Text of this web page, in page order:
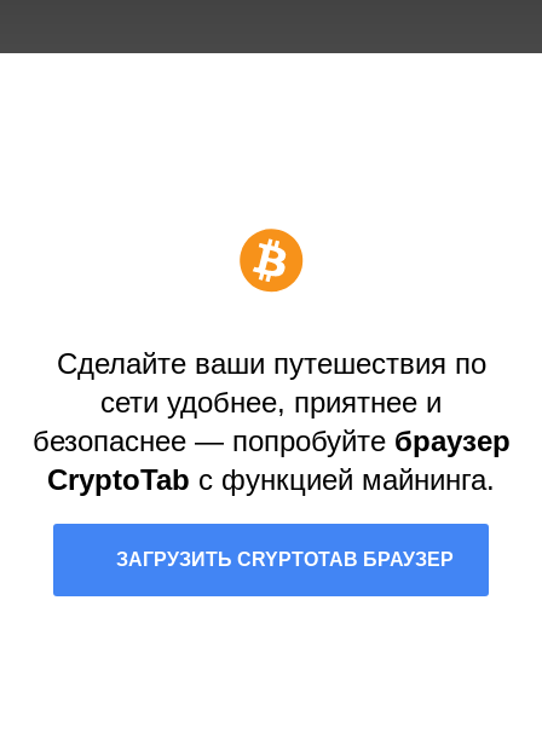
Сделайте ваши путешествия по
сети удобнее, приятнее и
безопаснее — попробуйте браузер
CryptoTab с функцией майнинга.
ЗАГРУЗИТЬ CRYPTOTAB БРАУЗЕР